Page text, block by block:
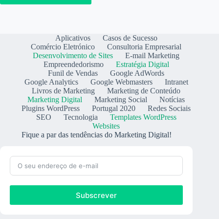
Aplicativos
Casos de Sucesso
Comércio Eletrónico
Consultoria Empresarial
Desenvolvimento de Sites
E-mail Marketing
Empreendedorismo
Estratégia Digital
Funil de Vendas
Google AdWords
Google Analytics
Google Webmasters
Intranet
Livros de Marketing
Marketing de Conteúdo
Marketing Digital
Marketing Social
Notícias
Plugins WordPress
Portugal 2020
Redes Sociais
SEO
Tecnologia
Templates WordPress
Websites
Fique a par das tendências do Marketing Digital!
Subscrever